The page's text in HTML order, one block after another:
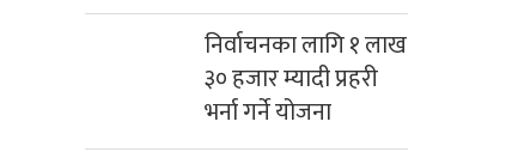
निर्वाचनका लागि १ लाख
३० हजार म्यादी प्रहरी
भर्ना गर्ने योजना